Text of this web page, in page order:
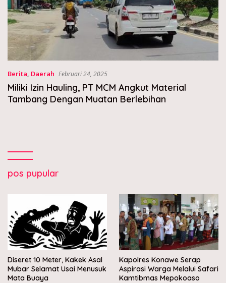
Berita, Daerah Februari 24, 2025
Miliki Izin Hauling, PT MCM Angkut Material
Tambang Dengan Muatan Berlebihan
pos pupular
Diseret 10 Meter, Kakek Asal
Mubar Selamat Usai Menusuk
Mata Buaya
Kapolres Konawe Serap
Aspirasi Warga Melalui Safari
Kamtibmas Mepokoaso